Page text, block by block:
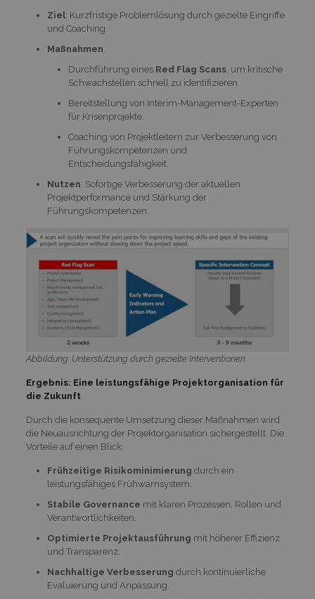
Ziel: Kurzfristige Problemlösung durch gezielte Eingriffe
und Coaching.
Maßnahmen:
Durchführung eines Red Flag Scans, um kritische
Schwachstellen schnell zu identifizieren.
Bereitstellung von Interim-Management-Experten
für Krisenprojekte.
Coaching von Projektleitern zur Verbesserung von
Führungskompetenzen und
Entscheidungsfähigkeit.
Nutzen: Sofortige Verbesserung der aktuellen
Projektperformance und Stärkung der
Führungskompetenzen.
Abbildung: Unterstützung durch gezielte Interventionen
Ergebnis: Eine leistungsfähige Projektorganisation für
die Zukunft
Durch die konsequente Umsetzung dieser Maßnahmen wird
die Neuausrichtung der Projektorganisation sichergestellt. Die
Vorteile auf einen Blick:
Frühzeitige Risikominimierung durch ein
leistungsfähiges Frühwarnsystem.
Stabile Governance mit klaren Prozessen, Rollen und
Verantwortlichkeiten.
Optimierte Projektausführung mit höherer Effizienz
und Transparenz.
Nachhaltige Verbesserung durch kontinuierliche
Evaluierung und Anpassung.